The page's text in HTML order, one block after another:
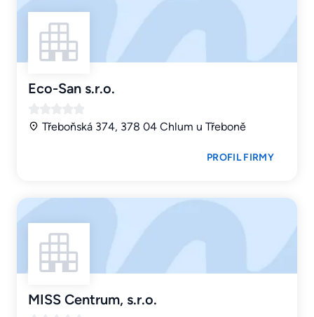
Eco-San s.r.o.
Třeboňská 374, 378 04 Chlum u Třeboně
PROFIL FIRMY
MISS Centrum, s.r.o.